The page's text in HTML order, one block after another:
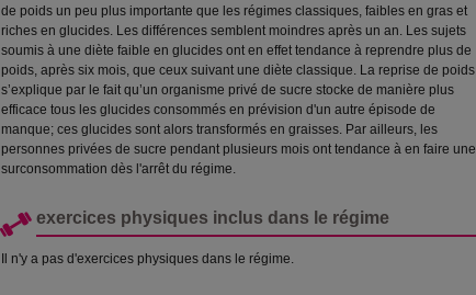
de poids un peu plus importante que les régimes classiques, faibles en gras et
riches en glucides. Les différences semblent moindres après un an. Les sujets
soumis à une diète faible en glucides ont en effet tendance à reprendre plus de
poids, après six mois, que ceux suivant une diète classique. La reprise de poids
s’explique par le fait qu’un organisme privé de sucre stocke de manière plus
efficace tous les glucides consommés en prévision d'un autre épisode de
manque; ces glucides sont alors transformés en graisses. Par ailleurs, les
personnes privées de sucre pendant plusieurs mois ont tendance à en faire une
surconsommation dès l'arrêt du régime.
exercices physiques inclus dans le régime
Il n'y a pas d'exercices physiques dans le régime.